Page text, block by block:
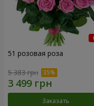
51 розовая роза
5 383 грн
Заказать